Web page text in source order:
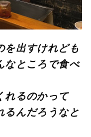
を出すけれども
なところで食べ
れるのかって
るんだろうなと